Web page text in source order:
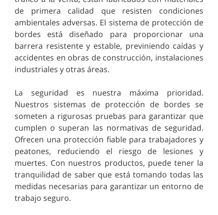
de primera calidad que resisten condiciones
ambientales adversas. El sistema de protección de
bordes está diseñado para proporcionar una
barrera resistente y estable, previniendo caídas y
accidentes en obras de construcción, instalaciones
industriales y otras áreas.
La seguridad es nuestra máxima prioridad.
Nuestros sistemas de protección de bordes se
someten a rigurosas pruebas para garantizar que
cumplen o superan las normativas de seguridad.
Ofrecen una protección fiable para trabajadores y
peatones, reduciendo el riesgo de lesiones y
muertes. Con nuestros productos, puede tener la
tranquilidad de saber que está tomando todas las
medidas necesarias para garantizar un entorno de
trabajo seguro.